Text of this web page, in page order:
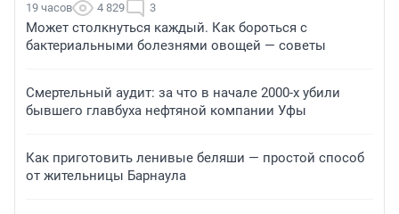
19 часов 4 829 3
Может столкнуться каждый. Как бороться с
бактериальными болезнями овощей — советы
Смертельный аудит: за что в начале 2000-х убили
бывшего главбуха нефтяной компании Уфы
Как приготовить ленивые беляши — простой способ
от жительницы Барнаула